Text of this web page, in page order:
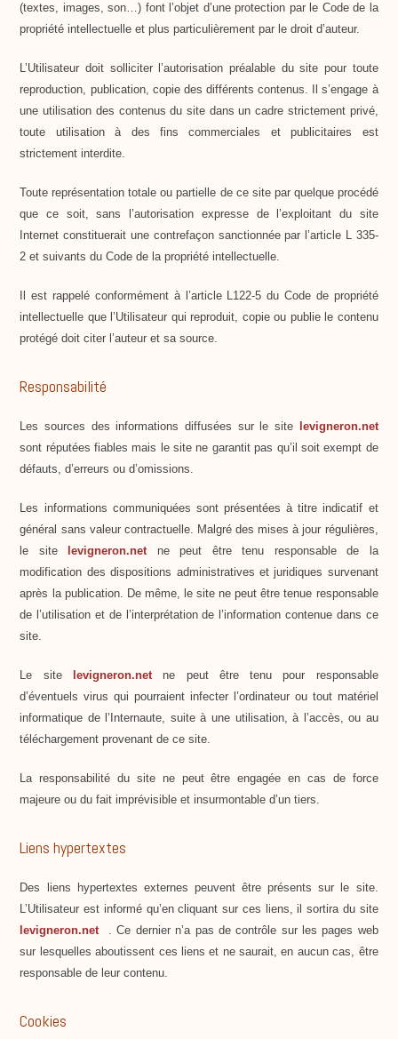
(textes, images, son…) font l’objet d’une protection par le Code de la
propriété intellectuelle et plus particulièrement par le droit d’auteur.
L’Utilisateur doit solliciter l’autorisation préalable du site pour toute
reproduction, publication, copie des différents contenus. Il s’engage à
une utilisation des contenus du site dans un cadre strictement privé,
toute utilisation à des fins commerciales et publicitaires est
strictement interdite.
Toute représentation totale ou partielle de ce site par quelque procédé
que ce soit, sans l’autorisation expresse de l’exploitant du site
Internet constituerait une contrefaçon sanctionnée par l’article L 335-
2 et suivants du Code de la propriété intellectuelle.
Il est rappelé conformément à l’article L122-5 du Code de propriété
intellectuelle que l’Utilisateur qui reproduit, copie ou publie le contenu
protégé doit citer l’auteur et sa source.
Responsabilité
Les sources des informations diffusées sur le site
levigneron.net
sont réputées fiables mais le site ne garantit pas qu’il soit exempt de
défauts, d’erreurs ou d’omissions.
Les informations communiquées sont présentées à titre indicatif et
général sans valeur contractuelle. Malgré des mises à jour régulières,
le site
levigneron.netne peut être tenu responsable de la
modification des dispositions administratives et juridiques survenant
après la publication. De même, le site ne peut être tenue responsable
de l’utilisation et de l’interprétation de l’information contenue dans ce
site.
Le site levigneron.netne peut être tenu pour responsable
d’éventuels virus qui pourraient infecter l’ordinateur ou tout matériel
informatique de l’Internaute, suite à une utilisation, à l’accès, ou au
téléchargement provenant de ce site.
La responsabilité du site ne peut être engagée en cas de force
majeure ou du fait imprévisible et insurmontable d’un tiers.
Liens hypertextes
Des liens hypertextes externes peuvent être présents sur le site.
L’Utilisateur est informé qu’en cliquant sur ces liens, il sortira du site
levigneron.net. Ce dernier n’a pas de contrôle sur les pages web
sur lesquelles aboutissent ces liens et ne saurait, en aucun cas, être
responsable de leur contenu.
Cookies